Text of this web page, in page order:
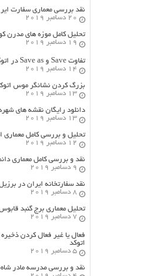
نقد بررسی معماری سفارت
20 دسامبر 2019
تحلیل کامل موزه های مدرن
19 دسامبر 2019
تفاوت Save و Save as در اتوکد-زمان autocad Save as
14 دسامبر 2019
بزرگ کردن نشانگر موس
13 دسامبر 2019
دانلود رایگان نقشه های
13 دسامبر 2019
تحلیل و بررسی کامل معماری
12 دسامبر 2019
نقد و بررسی کامل معماری
9 دسامبر 2019
نقد سفارتخانه ایران در
8 دسامبر 2019
تحلیل معماری برج گنبد
7 دسامبر 2019
اتوکد
5 دسامبر 2019
نقد و بررسی مدرسه مادر